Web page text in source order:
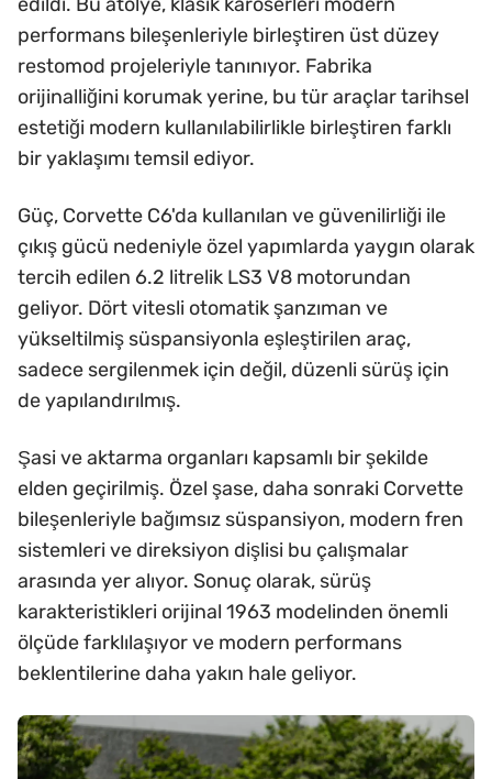
edildi. Bu atölye, klasik karoserleri modern
performans bileşenleriyle birleştiren üst düzey
restomod projeleriyle tanınıyor. Fabrika
orijinalliğini korumak yerine, bu tür araçlar tarihsel
estetiği modern kullanılabilirlikle birleştiren farklı
bir yaklaşımı temsil ediyor.
Güç, Corvette C6'da kullanılan ve güvenilirliği ile
çıkış gücü nedeniyle özel yapımlarda yaygın olarak
tercih edilen 6.2 litrelik LS3 V8 motorundan
geliyor. Dört vitesli otomatik şanzıman ve
yükseltilmiş süspansiyonla eşleştirilen araç,
sadece sergilenmek için değil, düzenli sürüş için
de yapılandırılmış.
Şasi ve aktarma organları kapsamlı bir şekilde
elden geçirilmiş. Özel şase, daha sonraki Corvette
bileşenleriyle bağımsız süspansiyon, modern fren
sistemleri ve direksiyon dişlisi bu çalışmalar
arasında yer alıyor. Sonuç olarak, sürüş
karakteristikleri orijinal 1963 modelinden önemli
ölçüde farklılaşıyor ve modern performans
beklentilerine daha yakın hale geliyor.